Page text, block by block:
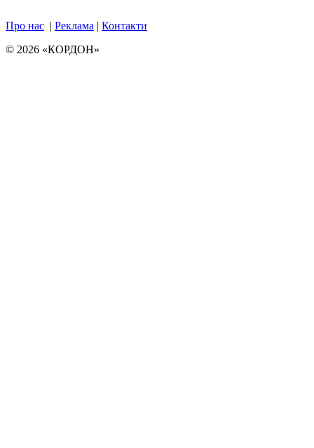
Про нас | Реклама | Контакти
© 2026 «КОРДОН»